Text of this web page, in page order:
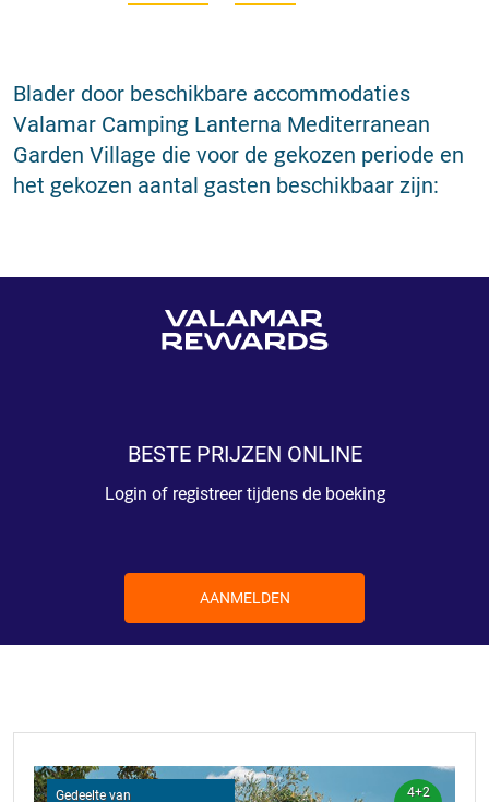
Blader door beschikbare accommodaties
Valamar Camping Lanterna Mediterranean
Garden Village die voor de gekozen periode en
het gekozen aantal gasten beschikbaar zijn:
BESTE PRIJZEN ONLINE
Login of registreer tijdens de boeking
AANMELDEN
Gedeelte van 4+2